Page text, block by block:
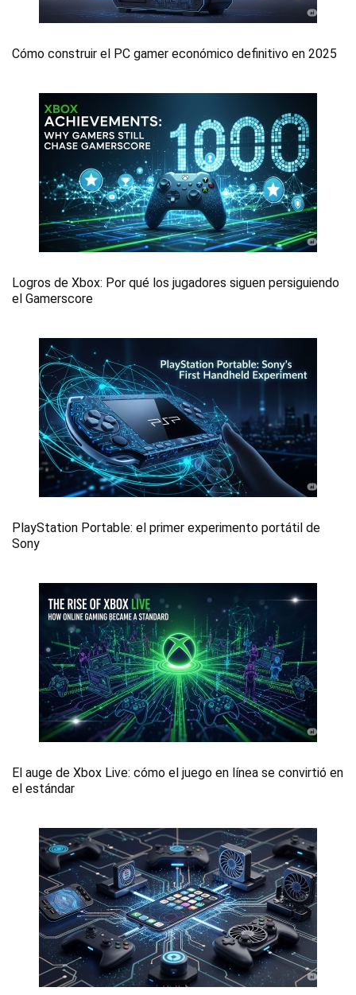
Cómo construir el PC gamer económico definitivo en 2025
Logros de Xbox: Por qué los jugadores siguen persiguiendo
el Gamerscore
PlayStation Portable: el primer experimento portátil de
Sony
El auge de Xbox Live: cómo el juego en línea se convirtió en
el estándar